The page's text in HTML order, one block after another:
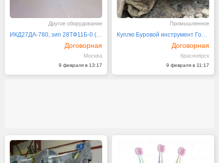
Другое оборудование
ИКД27ДА-780, зип 28ТФ11Б-0 (8Д5.886.527-2)
Договорная
Москва
9 февраля в 13:17
Промышленное
Куплю Буровой инструмент Гормаш УБМ ВБМ УГМК
Договорная
Красноярск
9 февраля в 11:17